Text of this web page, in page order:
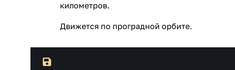
километров.
Движется по проградной орбите.